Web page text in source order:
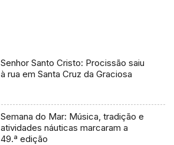
Senhor Santo Cristo: Procissão saiu
à rua em Santa Cruz da Graciosa
Semana do Mar: Música, tradição e
atividades náuticas marcaram a
49.ª edição